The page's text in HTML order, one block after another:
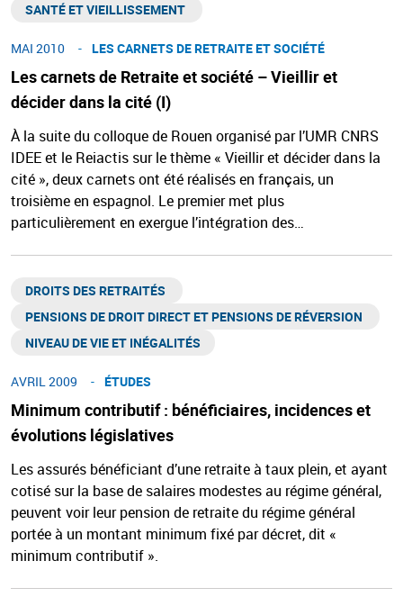
Les carnets de Retraite et société – Vieillir et
décider dans la cité (I)
SANTÉ ET VIEILLISSEMENT ​
MAI 2010 LES CARNETS DE RETRAITE ET SOCIÉTÉ
À la suite du colloque de Rouen organisé par l’UMR CNRS
IDEE et le Reiactis sur le thème « Vieillir et décider dans la
cité », deux carnets ont été réalisés en français, un
troisième en espagnol. Le premier met plus
particulièrement en exergue l’intégration des…
Minimum contributif : bénéficiaires, incidences et
évolutions législatives
DROITS DES RETRAITÉS ​
PENSIONS DE DROIT DIRECT ET PENSIONS DE RÉVERSION ​
NIVEAU DE VIE ET INÉGALITÉS​
AVRIL 2009 ÉTUDES
Les assurés bénéficiant d’une retraite à taux plein, et ayant
cotisé sur la base de salaires modestes au régime général,
peuvent voir leur pension de retraite du régime général
portée à un montant minimum fixé par décret, dit «
minimum contributif ».